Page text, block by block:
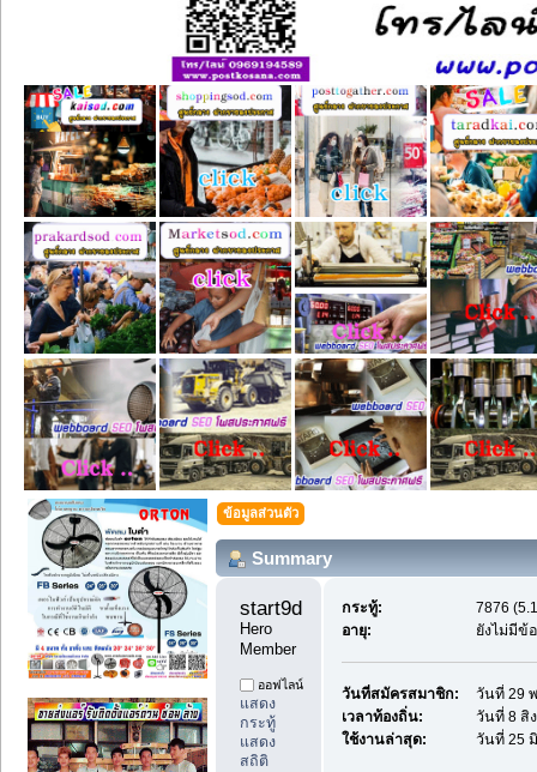
ข้อมูลส่วนตัว
Summary
Hero
Member
ออฟไลน์
แสดง
กระทู้
แสดง
สถิติ
กระทู้:
7876
อายุ:
ยังไม่มีข้
วันที่สมัครสมาชิก:
วันที่ 29
เวลาท้องถิ่น:
วันที่ 8 สิ
ใช้งานล่าสุด:
วันที่ 25